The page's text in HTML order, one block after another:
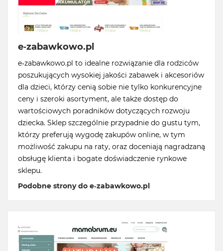
e-zabawkowo.pl
e-zabawkowo.pl to idealne rozwiązanie dla rodziców
poszukujących wysokiej jakości zabawek i akcesoriów
dla dzieci, którzy cenią sobie nie tylko konkurencyjne
ceny i szeroki asortyment, ale także dostęp do
wartościowych poradników dotyczących rozwoju
dziecka. Sklep szczególnie przypadnie do gustu tym,
którzy preferują wygodę zakupów online, w tym
możliwość zakupu na raty, oraz doceniają nagradzaną
obsługę klienta i bogate doświadczenie rynkowe
sklepu.
Podobne strony do e-zabawkowo.pl